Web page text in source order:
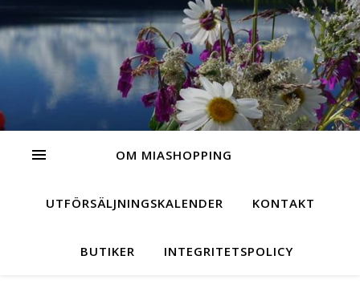
OM MIASHOPPING
UTFÖRSÄLJNINGSKALENDER KONTAKT
BUTIKER INTEGRITETSPOLICY